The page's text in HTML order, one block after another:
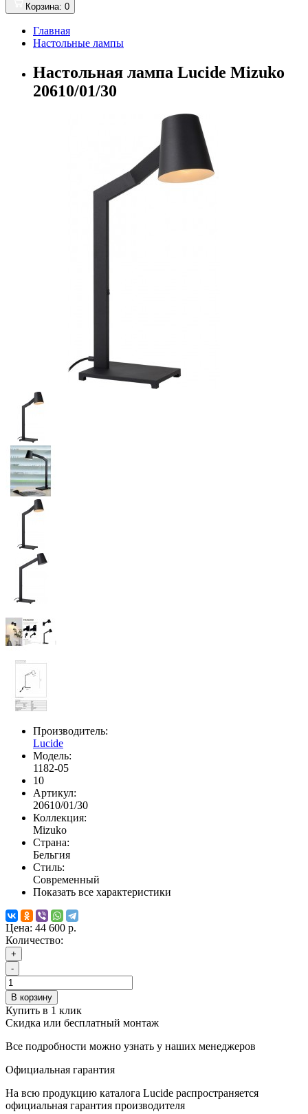
Корзина: 0
Главная
Настольные лампы
Настольная лампа Lucide Mizuko
20610/01/30
Производитель:
Lucide
Модель:
1182-05
10
Артикул:
20610/01/30
Коллекция:
Mizuko
Страна:
Бельгия
Стиль:
Современный
Показать все характеристики
Цена: 44 600 р.
Количество:
+
-
В корзину
Купить в 1 клик
Скидка или бесплатный монтаж
Все подробности можно узнать у наших менеджеров
Официальная гарантия
На всю продукцию каталога Lucide распространяется
официальная гарантия производителя